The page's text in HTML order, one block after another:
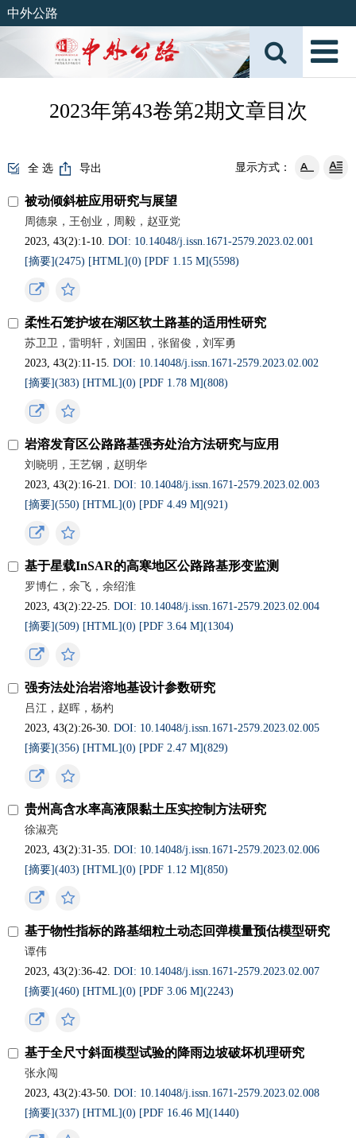
中外公路
2023年第43卷第2期文章目次
全 选 导出 显示方式：
被动倾斜桩应用研究与展望
周德泉，王创业，周毅，赵亚党
2023, 43(2):1-10.DOI: 10.14048/j.issn.1671‐2579.2023.02.001
[摘要](2475) [HTML](0) [PDF 1.15 M](5598)
柔性石笼护坡在湖区软土路基的适用性研究
苏卫卫，雷明轩，刘国田，张留俊，刘军勇
2023, 43(2):11-15.DOI: 10.14048/j.issn.1671‐2579.2023.02.002
[摘要](383) [HTML](0) [PDF 1.78 M](808)
岩溶发育区公路路基强夯处治方法研究与应用
刘晓明，王艺钢，赵明华
2023, 43(2):16-21.DOI: 10.14048/j.issn.1671‐2579.2023.02.003
[摘要](550) [HTML](0) [PDF 4.49 M](921)
基于星载InSAR的高寒地区公路路基形变监测
罗博仁，余飞，余绍淮
2023, 43(2):22-25.DOI: 10.14048/j.issn.1671‐2579.2023.02.004
[摘要](509) [HTML](0) [PDF 3.64 M](1304)
强夯法处治岩溶地基设计参数研究
吕江，赵晖，杨杓
2023, 43(2):26-30.DOI: 10.14048/j.issn.1671‐2579.2023.02.005
[摘要](356) [HTML](0) [PDF 2.47 M](829)
贵州高含水率高液限黏土压实控制方法研究
徐淑亮
2023, 43(2):31-35.DOI: 10.14048/j.issn.1671‐2579.2023.02.006
[摘要](403) [HTML](0) [PDF 1.12 M](850)
基于物性指标的路基细粒土动态回弹模量预估模型研究
谭伟
2023, 43(2):36-42.DOI: 10.14048/j.issn.1671‐2579.2023.02.007
[摘要](460) [HTML](0) [PDF 3.06 M](2243)
基于全尺寸斜面模型试验的降雨边坡破坏机理研究
张永闯
2023, 43(2):43-50.DOI: 10.14048/j.issn.1671‐2579.2023.02.008
[摘要](337) [HTML](0) [PDF 16.46 M](1440)